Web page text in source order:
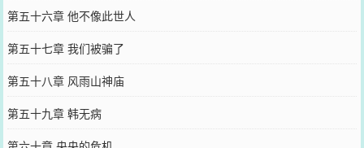
第五十六章 他不像此世人
第五十七章 我们被骗了
第五十八章 风雨山神庙
第五十九章 韩无病